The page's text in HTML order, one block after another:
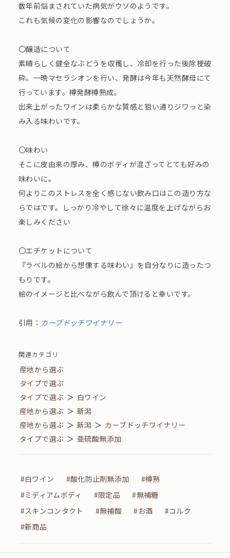
数年前悩まされていた病気がウソのようです。
これも気候の変化の影響なのでしょうか。
〇醸造について
素晴らしく健全なぶどうを収穫し、冷却を行った後除梗破
砕。一晩マセラシオンを行い、発酵は今年も天然酵母にて
行っています。樽発酵樽熟成。
出来上がったワインは柔らかな質感と狙い通りジワっと染
み入る味わいです。
〇味わい
そこに皮由来の厚み、樽のボディが混ざってとても好みの
味わいに。
何よりこのストレスを全く感じない飲み口はこの造り方な
らではです。しっかり冷やして徐々に温度を上げながらお
楽しみください
〇エチケットについて
『ラベルの絵から想像する味わい』を自分なりに造ったつ
もりです。
絵のイメージと比べながら飲んで頂けると幸いです。
引用： カーブドッチワイナリー
関連カテゴリ
産地から選ぶ
タイプで選ぶ
タイプで選ぶ ＞ 白ワイン
産地から選ぶ ＞ 新潟
産地から選ぶ ＞ 新潟 ＞ カーブドッチワイナリー
タイプで選ぶ ＞ 亜硫酸無添加
#白ワイン #酸化防止剤無添加
#樽熟
#ミディアムボディ
#限定品
#無補糖
#スキンコンタクト
#無補酸 #お酒
#コルク
#新商品